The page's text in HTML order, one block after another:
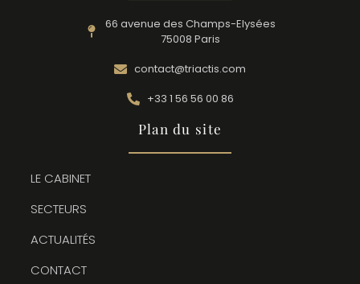
66 avenue des Champs-Elysées
75008 Paris
contact@triactis.com
+33 1 56 56 00 86
Plan du site
LE CABINET
SECTEURS
ACTUALITÉS
CONTACT